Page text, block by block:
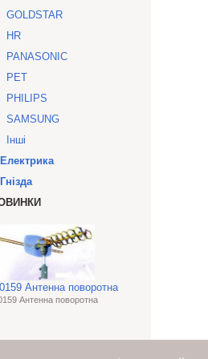
GOLDSTAR
HR
PANASONIC
PET
PHILIPS
SAMSUNG
Інші
Електрика
Гнізда
Антенна поворотна
Антенна поворотна